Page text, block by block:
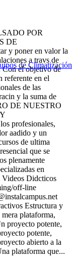
de Climatización
POR
DE
y poner en valor la
a travs de
Con el objetivo de
referente en el
de las
y la suma de
DE NUESTRO
profesionales,
aadido y un
de ultima
que se
plenamente
en
Videos Didcticos
off-line
Estructura y
plataforma,
proyecto potente,
potente,
abierto a la
plataforma que...